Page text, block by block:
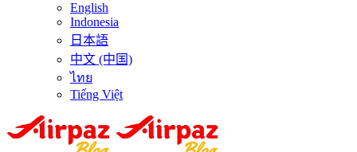
English
Indonesia
日本語
中文 (中国)
ไทย
Tiếng Việt